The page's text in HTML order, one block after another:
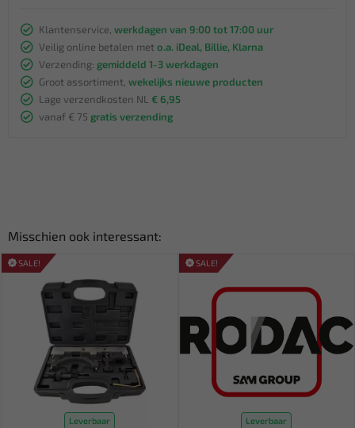
Klantenservice, werkdagen van 9:00 tot 17:00 uur
Veilig online betalen met o.a. iDeal, Billie, Klarna
Verzending: gemiddeld 1-3 werkdagen
Groot assortiment, wekelijks nieuwe producten
Lage verzendkosten NL € 6,95
vanaf € 75 gratis verzending
Misschien ook interessant:
SALE!
Leverbaar
SALE!
Leverbaar